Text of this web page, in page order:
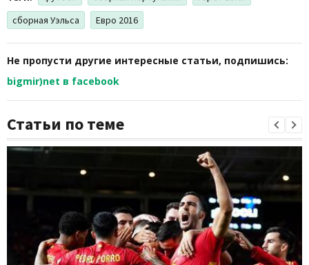
сборная Уэльса
Евро 2016
Не пропусти другие интересные статьи, подпишись:
bigmir)net в facebook
Статьи по теме